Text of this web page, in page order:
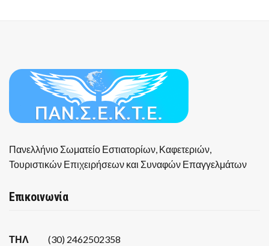
Πανελλήνιο Σωματείο Εστιατορίων, Καφετεριών,
Τουριστικών Επιχειρήσεων και Συναφών Επαγγελμάτων
Επικοινωνία
ΤΗΛ (30) 2462502358